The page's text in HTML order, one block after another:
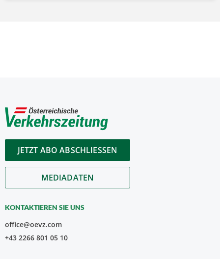
JETZT ABO ABSCHLIESSEN
MEDIADATEN
KONTAKTIEREN SIE UNS
office@oevz.com
+43 2266 801 05 10